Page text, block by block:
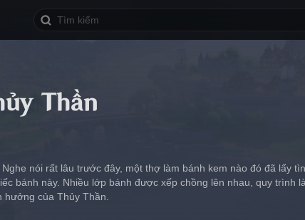
Thần
nói rất lâu trước đây, một thợ làm bánh kem nào đó đã lấy
bánh này. Nhiều lớp bánh được xếp chồng lên nhau, quy trình
của Thủy Thần.